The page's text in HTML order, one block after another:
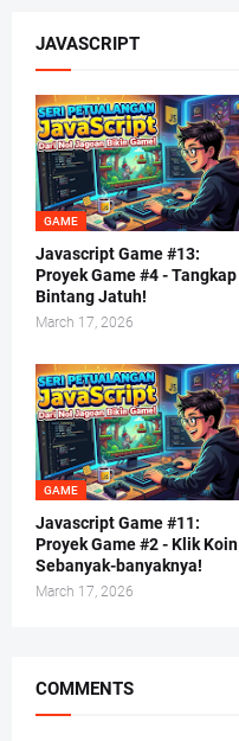
JAVASCRIPT
GAME
Javascript Game #13:
Proyek Game #4 - Tangkap
Bintang Jatuh!
March 17, 2026
GAME
Javascript Game #11:
Proyek Game #2 - Klik Koin
Sebanyak-banyaknya!
March 17, 2026
COMMENTS